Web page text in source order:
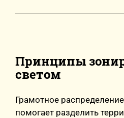
Принципы
светом
Грамотное
помогает разделить